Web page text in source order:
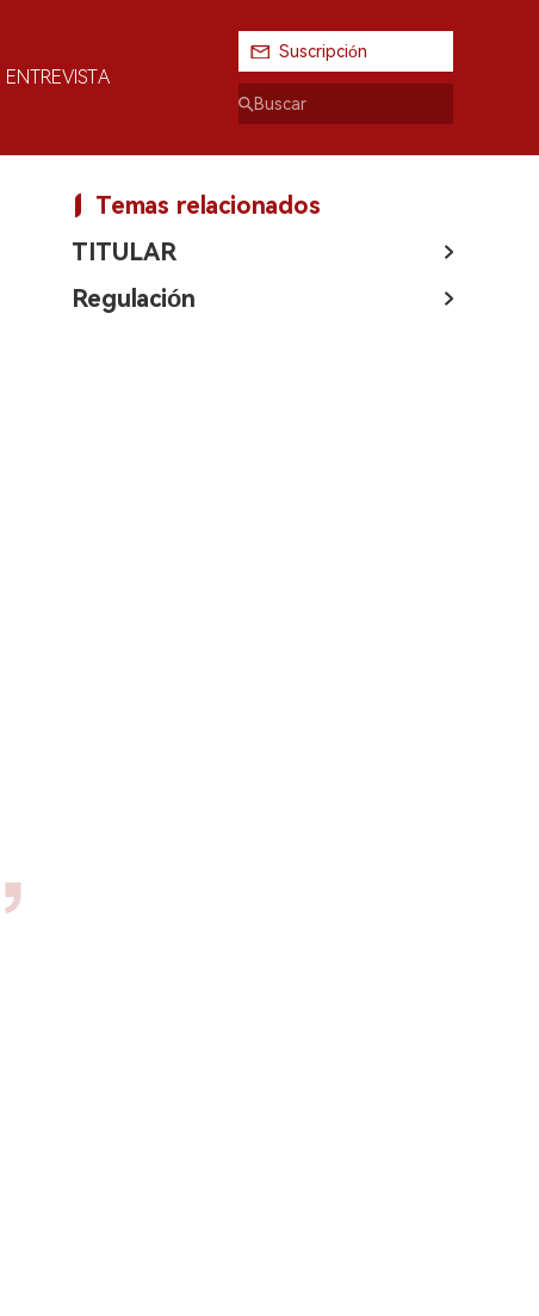
ENTREVISTA
Suscripción
Temas relacionados
TITULAR
Regulación